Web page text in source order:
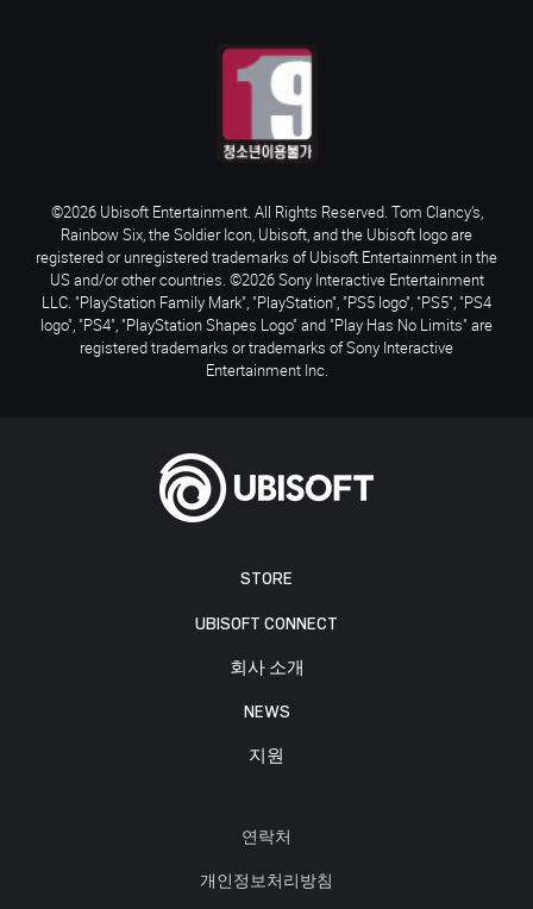
STORE
UBISOFT CONNECT
회사 소개
NEWS
지원
연락처
개인정보처리방침
©2026 Ubisoft Entertainment. All Rights Reserved. Tom Clancy’s,
Rainbow Six, the Soldier Icon, Ubisoft, and the Ubisoft logo are
registered or unregistered trademarks of Ubisoft Entertainment in the
US and/or other countries. ©2026 Sony Interactive Entertainment
LLC. "PlayStation Family Mark", "PlayStation", "PS5 logo", "PS5", "PS4
logo", "PS4", "PlayStation Shapes Logo" and "Play Has No Limits" are
registered trademarks or trademarks of Sony Interactive
Entertainment Inc.